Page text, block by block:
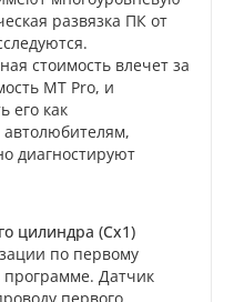
развязка ПК от
стоимость влечет за
MT Pro, и
его как
диагностируют
цилиндра (Cx1)
по первому
Датчик